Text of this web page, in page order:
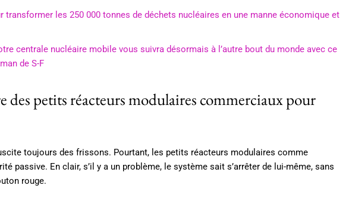
transformer les 250 000 tonnes de déchets nucléaires en une manne économique et
centrale nucléaire mobile vous suivra désormais à l’autre bout du monde avec ce
de S-F
des petits réacteurs modulaires commerciaux pour
toujours des frissons. Pourtant, les petits réacteurs modulaires comme
passive. En clair, s’il y a un problème, le système sait s’arrêter de lui-même, sans
rouge.